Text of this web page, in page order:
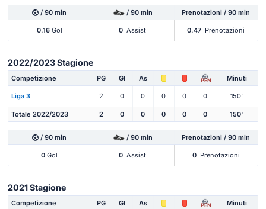
/ 90 min / 90 min Prenotazioni / 90 min
0.16Gol 0 Assist 0.47 Prenotazioni
2022/2023 Stagione
Competizione PG Gl As PEN Minuti
Liga 3 2 0 0 0 0 0 150'
Totale 2022/2023 2 0 0 0 0 0 150'
/ 90 min / 90 min Prenotazioni / 90 min
0 Gol 0 Assist 0 Prenotazioni
2021 Stagione
Competizione PG Gl As PEN Minuti